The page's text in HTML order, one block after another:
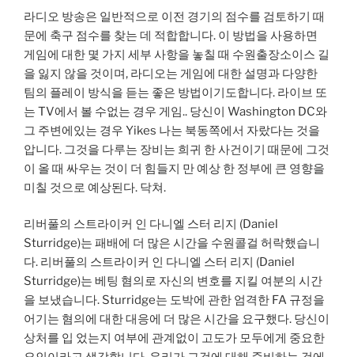
라디오 방송은 일반적으로 이전 경기의 점수를 검토하기 때
문에 축구 점수를 찾는 데 적합합니다. 이 방법을 사용하면
게임에 대한 몇 가지 세부 사항을 놓칠 때 수원출장소이스 길
을 잃지 않을 것이며, 라디오는 게임에 대한 설명과 다양한
팀의 플레이 방식을 듣는 좋은 방법이기도합니다. 라이브 또
는 TV에서 볼 수없는 경우 게임.. 당신이 Washington DC와
그 주변에있는 경우 Yikes 나는 북동쪽에서 자랐다는 것을
압니다. 그것을 다루는 장비는 희귀 한 사건이기 때문에 그것
이 올 때 싸우는 것이 더 힘들지 만 예상 한 정부에 큰 영향을
미칠 것으로 예상된다. 닥쳐.
리버풀의 스트라이커 인 다니엘 스터 리지 (Daniel
Sturridge)는 패배에 더 많은 시간을 수원콜걸 허락했습니
다. 리버풀의 스트라이커 인 다니엘 스터 리지 (Daniel
Sturridge)는 베팅 혐의로 자신의 변호를 지킬 여분의 시간
을 보냈습니다. Sturridge는 도박에 관한 엄격한 FA 규정을
어기는 혐의에 대한 대응에 더 많은 시간을 요구했다. 당신이
상처를 입 었는지 여부에 관계없이 고도가 모두에게 중요한